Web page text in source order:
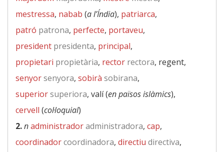
mestressa, nabab (a l’Índia), patriarca,
patró patrona, perfecte, portaveu,
president presidenta, principal,
propietari propietària, rector rectora, regent,
senyorsenyora, sobirà sobirana,
superiorsuperiora, valí (en països islàmics),
cervell (col·loquial)
2.nadministradoradministradora, cap,
coordinadorcoordinadora, directiu directiva,